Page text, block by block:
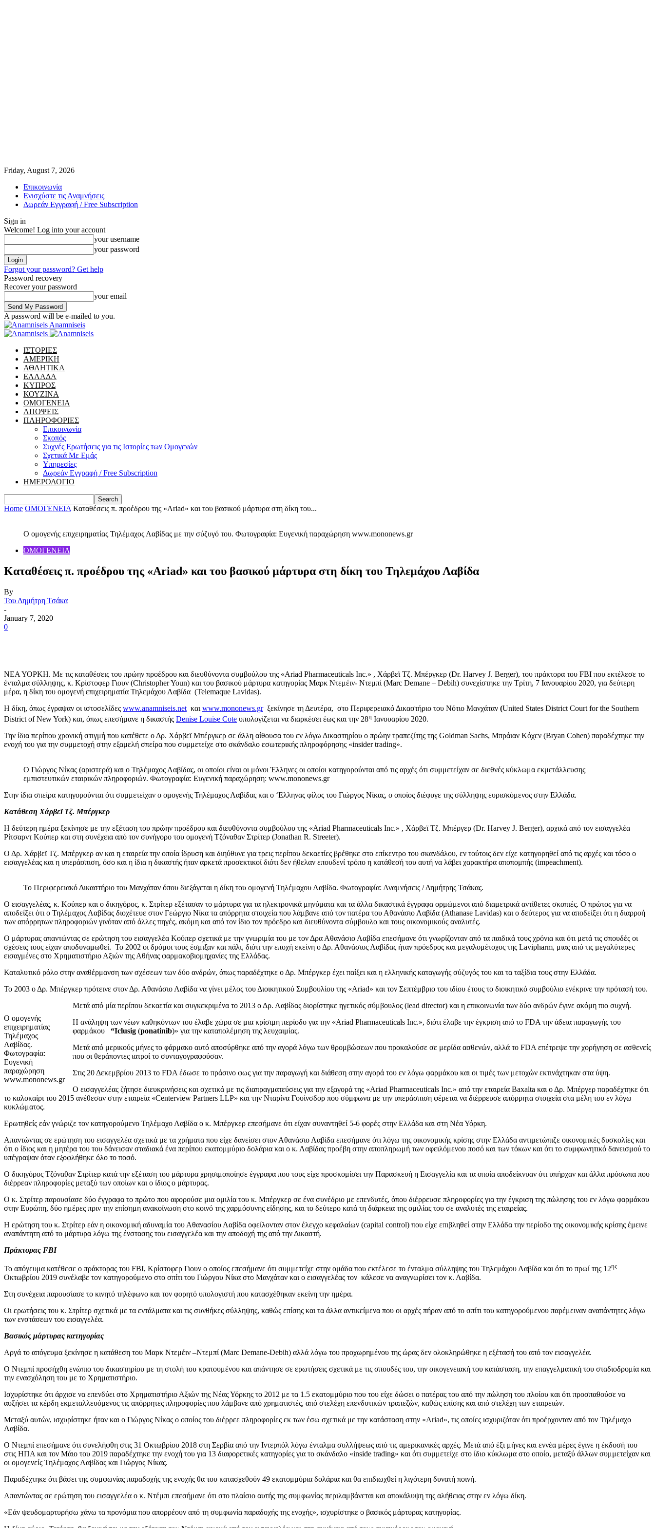
Friday, August 7, 2026
Επικοινωνία
Ενισχύστε τις Αναμνήσεις
Δωρεάν Εγγραφή / Free Subscription
Sign in
Welcome! Log into your account
your username
your password
Forgot your password? Get help
Password recovery
Recover your password
your email
A password will be e-mailed to you.
Anamniseis
ΙΣΤΟΡΙΕΣ
ΑΜΕΡΙΚΗ
ΑΘΛΗΤΙΚΑ
ΕΛΛΑΔΑ
ΚΥΠΡΟΣ
ΚΟΥΖΙΝΑ
ΟΜΟΓΕΝΕΙΑ
ΑΠΟΨΕΙΣ
ΠΛΗΡΟΦΟΡΙΕΣ
Επικοινωνία
Σκοπός
Συχνές Ερωτήσεις για τις Ιστορίες των Ομογενών
Σχετικά Με Εμάς
Υπηρεσίες
Δωρεάν Εγγραφή / Free Subscription
ΗΜΕΡΟΛΟΓΙΟ
Home ΟΜΟΓΕΝΕΙΑ Καταθέσεις π. προέδρου της «Ariad» και του βασικού μάρτυρα στη δίκη του...
Ο ομογενής επιχειρηματίας Τηλέμαχος Λαβίδας με την σύζυγό του. Φωτογραφία: Ευγενική παραχώρηση www.mononews.gr
ΟΜΟΓΕΝΕΙΑ
Καταθέσεις π. προέδρου της «Ariad» και του βασικού μάρτυρα στη δίκη του Τηλεμάχου Λαβίδα
By
Του Δημήτρη Τσάκα
-
January 7, 2020
0
ΝΕΑ ΥΟΡΚΗ. Με τις καταθέσεις του πρώην προέδρου και διευθύνοντα συμβούλου της «Ariad Pharmaceuticals Inc.» , Χάρβεϊ Τζ. Μπέργκερ (Dr. Harvey J. Berger), του πράκτορα του FBI που εκτέλεσε το
ένταλμα σύλληψης, κ. Κρίστοφερ Γιουν (Christopher Youn) και του βασικού μάρτυρα κατηγορίας Μαρκ Ντεμέιν- Ντεμπί (Marc Demane – Debih) συνεχίστηκε την Τρίτη, 7 Ιανουαρίου 2020, για δεύτερη
μέρα, η δίκη του ομογενή επιχειρηματία Τηλεμάχου Λαβίδα (Telemaque Lavidas).
Η δίκη, όπως έγραψαν οι ιστοσελίδες www.anamniseis.net και www.mononews.grξεκίνησε τη Δευτέρα, στο Περιφερειακό Δικαστήριο του Νότιο Μανχάταν (United States District Court for the Southern
District of New York) και, όπως επεσήμανε η δικαστής Denise Louise Cote υπολογίζεται να διαρκέσει έως και την 28η Ιανουαρίου 2020.
Την ίδια περίπου χρονική στιγμή που κατέθετε ο Δρ. Χάρβεϊ Μπέργκερ σε άλλη αίθουσα του εν λόγω Δικαστηρίου ο πρώην τραπεζίτης της Goldman Sachs, Μπράιαν Κόχεν (Bryan Cohen) παραδέχτηκε την
ενοχή του για την συμμετοχή στην εξαμελή σπείρα που συμμετείχε στο σκάνδαλο εσωτερικής πληροφόρησης «insider trading».
Ο Γιώργος Νίκας (αριστερά) και ο Τηλέμαχος Λαβίδας, οι οποίοι είναι οι μόνοι Έλληνες οι οποίοι κατηγορούνται από τις αρχές ότι συμμετείχαν σε διεθνές κύκλωμα εκμετάλλευσης
εμπιστευτικών εταιρικών πληροφοριών. Φωτογραφία: Ευγενική παραχώρηση: www.mononews.gr
Στην ίδια σπείρα κατηγορούνται ότι συμμετείχαν ο ομογενής Τηλέμαχος Λαβίδας και ο ‘Ελληνας φίλος του Γιώργος Νίκας, ο οποίος διέφυγε της σύλληψης ευρισκόμενος στην Ελλάδα.
Κατάθεση Χάρβεϊ Τζ. Μπέργκερ
Η δεύτερη ημέρα ξεκίνησε με την εξέταση του πρώην προέδρου και διευθύνοντα συμβούλου της «Ariad Pharmaceuticals Inc.» , Χάρβεϊ Τζ. Μπέργερ (Dr. Harvey J. Berger), αρχικά από τον εισαγγελέα
Ρίτσαρντ Κούπερ και στη συνέχεια από τον συνήγορο του ομογενή Τζόναθαν Στρίτερ (Jonathan R. Streeter).
Ο Δρ. Χάρβεϊ Τζ. Μπέργκερ αν και η εταιρεία την οποία ίδρυση και διηύθυνε για τρεις περίπου δεκαετίες βρέθηκε στο επίκεντρο του σκανδάλου, εν τούτοις δεν είχε κατηγορηθεί από τις αρχές και τόσο ο
εισαγγελέας και η υπεράσπιση, όσο και η ίδια η δικαστής ήταν αρκετά προσεκτικοί διότι δεν ήθελαν επουδενί τρόπο η κατάθεσή του αυτή να λάβει χαρακτήρα αποπομπής (impeachment).
Το Περιφερειακό Δικαστήριο του Μανχάταν όπου διεξάγεται η δίκη του ομογενή Τηλέμαχου Λαβίδα. Φωτογραφία: Αναμνήσεις / Δημήτρης Τσάκας.
Ο εισαγγελέας, κ. Κούπερ και ο δικηγόρος, κ. Στρίτερ εξέτασαν το μάρτυρα για τα ηλεκτρονικά μηνύματα και τα άλλα δικαστικά έγγραφα ορμώμενοι από διαμετρικά αντίθετες σκοπιές. Ο πρώτος για να
αποδείξει ότι ο Τηλέμαχος Λαβίδας διοχέτευε στον Γεώργιο Νίκα τα απόρρητα στοιχεία που λάμβανε από τον πατέρα του Αθανάσιο Λαβίδα (Athanase Lavidas) και ο δεύτερος για να αποδείξει ότι η διαρροή
των απόρρητων πληροφοριών γινόταν από άλλες πηγές, ακόμη και από τον ίδιο τον πρόεδρο και διευθύνοντα σύμβουλο και τους οικονομικούς αναλυτές.
Ο μάρτυρας απαντώντας σε ερώτηση του εισαγγελέα Κούπερ σχετικά με την γνωριμία του με τον Δρα Αθανάσιο Λαβίδα επεσήμανε ότι γνωρίζονταν από τα παιδικά τους χρόνια και ότι μετά τις σπουδές οι
σχέσεις τους είχαν αποδυναμωθεί. Το 2002 οι δρόμοι τους έσμιξαν και πάλι, διότι την εποχή εκείνη ο Δρ. Αθανάσιος Λαβίδας ήταν πρόεδρος και μεγαλομέτοχος της Lavipharm, μιας από τις μεγαλύτερες
εισαγμένες στο Χρηματιστήριο Αξιών της Αθήνας φαρμακοβιομηχανίες της Ελλάδας.
Καταλυτικό ρόλο στην αναθέρμανση των σχέσεων των δύο ανδρών, όπως παραδέχτηκε ο Δρ. Μπέργκερ έχει παίξει και η ελληνικής καταγωγής σύζυγός του και τα ταξίδια τους στην Ελλάδα.
Το 2003 ο Δρ. Μπέργκερ πρότεινε στον Δρ. Αθανάσιο Λαβίδα να γίνει μέλος του Διοικητικού Συμβουλίου της «Ariad» και τον Σεπτέμβριο του ιδίου έτους το διοικητικό συμβούλιο ενέκρινε την πρότασή του.
Ο ομογενής
επιχειρηματίας
Τηλέμαχος
Λαβίδας.
Φωτογραφία:
Ευγενική
παραχώρηση
www.mononews.gr
Μετά από μία περίπου δεκαετία και συγκεκριμένα το 2013 ο Δρ. Λαβίδας διορίστηκε ηγετικός σύμβουλος (lead director) και η επικοινωνία των δύο ανδρών έγινε ακόμη πιο συχνή.
Η ανάληψη των νέων καθηκόντων του έλαβε χώρα σε μια κρίσιμη περίοδο για την «Ariad Pharmaceuticals Inc.», διότι έλαβε την έγκριση από το FDA την άδεια παραγωγής του
φαρμάκου
“Iclusig (ponatinib)» για την καταπολέμηση της λευχαιμίας.
Μετά από μερικούς μήνες το φάρμακο αυτό αποσύρθηκε από την αγορά λόγω των θρομβώσεων που προκαλούσε σε μερίδα ασθενών, αλλά το FDA επέτρεψε την χορήγηση σε ασθενείς
που οι θεράποντες ιατροί το συνταγογραφούσαν.
Στις 20 Δεκεμβρίου 2013 το FDA έδωσε το πράσινο φως για την παραγωγή και διάθεση στην αγορά του εν λόγω φαρμάκου και οι τιμές των μετοχών εκτινάχτηκαν στα ύψη.
Ο εισαγγελέας ζήτησε διευκρινήσεις και σχετικά με τις διαπραγματεύσεις για την εξαγορά της «Ariad Pharmaceuticals Inc.» από την εταιρεία Baxalta και ο Δρ. Μπέργερ παραδέχτηκε ότι
το καλοκαίρι του 2015 ανέθεσαν στην εταιρεία «Centerview Partners LLP» και την Νταρίνα Γουίνσδορ που σύμφωνα με την υπεράσπιση φέρεται να διέρρευσε απόρρητα στοιχεία στα μέλη του εν λόγω
κυκλώματος.
Ερωτηθείς εάν γνώριζε τον κατηγορούμενο Τηλέμαχο Λαβίδα ο κ. Μπέργκερ επεσήμανε ότι είχαν συναντηθεί 5-6 φορές στην Ελλάδα και στη Νέα Υόρκη.
Απαντώντας σε ερώτηση του εισαγγελέα σχετικά με τα χρήματα που είχε δανείσει στον Αθανάσιο Λαβίδα επεσήμανε ότι λόγω της οικονομικής κρίσης στην Ελλάδα αντιμετώπιζε οικονομικές δυσκολίες και
ότι ο ίδιος και η μητέρα του του δάνεισαν σταδιακά ένα περίπου εκατομμύριο δολάρια και ο κ. Λαβίδας προέβη στην αποπληρωμή των οφειλόμενου ποσό και των τόκων και ότι το συμφωνητικό δανεισμού το
υπέγραψαν όταν εξοφλήθηκε όλο το ποσό.
Ο δικηγόρος Τζόναθαν Στρίτερ κατά την εξέταση του μάρτυρα χρησιμοποίησε έγγραφα που τους είχε προσκομίσει την Παρασκευή η Εισαγγελία και τα οποία αποδείκνυαν ότι υπήρχαν και άλλα πρόσωπα που
διέρρεαν πληροφορίες μεταξύ των οποίων και ο ίδιος ο μάρτυρας.
Ο κ. Στρίτερ παρουσίασε δύο έγγραφα το πρώτο που αφορούσε μια ομιλία του κ. Μπέργκερ σε ένα συνέδριο με επενδυτές, όπου διέρρευσε πληροφορίες για την έγκριση της πώλησης του εν λόγω φαρμάκου
στην Ευρώπη, δύο ημέρες πριν την επίσημη ανακοίνωση στο κοινό της χαρμόσυνης είδησης, και το δεύτερο κατά τη διάρκεια της ομιλίας του σε αναλυτές της εταιρείας.
Η ερώτηση του κ. Στρίτερ εάν η οικονομική αδυναμία του Αθανασίου Λαβίδα οφείλονταν στον έλεγχο κεφαλαίων (capital control) που είχε επιβληθεί στην Ελλάδα την περίοδο της οικονομικής κρίσης έμεινε
αναπάντητη από το μάρτυρα λόγω της ένστασης του εισαγγελέα και την αποδοχή της από την Δικαστή.
Πράκτορας FBI
Το απόγευμα κατέθεσε ο πράκτορας του FBI, Κρίστοφερ Γιουν ο οποίος επεσήμανε ότι συμμετείχε στην ομάδα που εκτέλεσε το ένταλμα σύλληψης του Τηλεμάχου Λαβίδα και ότι το πρωί της 12ης
Οκτωβρίου 2019 συνέλαβε τον κατηγορούμενο στο σπίτι του Γιώργου Νίκα στο Μανχάταν και ο εισαγγελέας τον κάλεσε να αναγνωρίσει τον κ. Λαβίδα.
Στη συνέχεια παρουσίασε το κινητό τηλέφωνο και τον φορητό υπολογιστή που κατασχέθηκαν εκείνη την ημέρα.
Οι ερωτήσεις του κ. Στρίτερ σχετικά με τα εντάλματα και τις συνθήκες σύλληψης, καθώς επίσης και τα άλλα αντικείμενα που οι αρχές πήραν από το σπίτι του κατηγορούμενου παρέμειναν αναπάντητες λόγω
των ενστάσεων του εισαγγελέα.
Βασικός μάρτυρας κατηγορίας
Αργά το απόγευμα ξεκίνησε η κατάθεση του Μαρκ Ντεμέιν –Ντεμπί (Marc Demane-Debih) αλλά λόγω του προχωρημένου της ώρας δεν ολοκληρώθηκε η εξέτασή του από τον εισαγγελέα.
Ο Ντεμπί προσήχθη ενώπιο του δικαστηρίου με τη στολή του κρατουμένου και απάντησε σε ερωτήσεις σχετικά με τις σπουδές του, την οικογενειακή του κατάσταση, την επαγγελματική του σταδιοδρομία και
την ενασχόληση του με το Χρηματιστήριο.
Ισχυρίστηκε ότι άρχισε να επενδύει στο Χρηματιστήριο Αξιών της Νέας Υόρκης το 2012 με τα 1.5 εκατομμύριο που του είχε δώσει ο πατέρας του από την πώληση του πλοίου και ότι προσπαθούσε να
αυξήσει τα κέρδη εκμεταλλευόμενος τις απόρρητες πληροφορίες που λάμβανε από χρηματιστές, από στελέχη επενδυτικών τραπεζών, καθώς επίσης και από στελέχη των εταιρειών.
Μεταξύ αυτών, ισχυρίστηκε ήταν και ο Γιώργος Νίκας ο οποίος του διέρρεε πληροφορίες εκ των έσω σχετικά με την κατάσταση στην «Ariad», τις οποίες ισχυριζόταν ότι προέρχονταν από τον Τηλέμαχο
Λαβίδα.
Ο Ντεμπί επεσήμανε ότι συνελήφθη στις 31 Οκτωβρίου 2018 στη Σερβία από την Ιντερπόλ λόγω ένταλμα συλλήψεως από τις αμερικανικές αρχές. Μετά από έξι μήνες και εννέα μέρες έγινε η έκδοσή του
στις ΗΠΑ και τον Μάιο του 2019 παραδέχτηκε την ενοχή του για 13 διαφορετικές κατηγορίες για το σκάνδαλο «inside trading» και ότι συμμετείχε στο ίδιο κύκλωμα στο οποίο, μεταξύ άλλων συμμετείχαν και
οι ομογενείς Τηλέμαχος Λαβίδας και Γιώργος Νίκας.
Παραδέχτηκε ότι βάσει της συμφωνίας παραδοχής της ενοχής θα του κατασχεθούν 49 εκατομμύρια δολάρια και θα επιδιωχθεί η λιγότερη δυνατή ποινή.
Απαντώντας σε ερώτηση του εισαγγελέα ο κ. Ντέμπι επεσήμανε ότι στο πλαίσιο αυτής της συμφωνίας περιλαμβάνεται και αποκάλυψη της αλήθειας στην εν λόγω δίκη.
«Εάν ψευδομαρτυρήσω χάνω τα προνόμια που απορρέουν από τη συμφωνία παραδοχής της ενοχής», ισχυρίστηκε ο βασικός μάρτυρας κατηγορίας.